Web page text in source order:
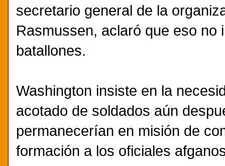
secretario general de la
Rasmussen, aclaró que eso no
batallones.
Washington insiste en la
acotado de soldados aún
permanecerían en misión de
formación a los oficiales